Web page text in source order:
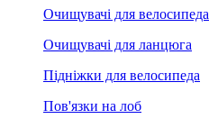
Очищувачі для велосипеда
Очищувачі для ланцюга
Підніжки для велосипеда
Пов'язки на лоб